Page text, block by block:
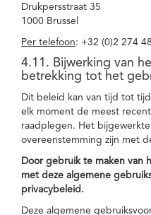
Drukpersstraat 35
1000 Brussel
Per telefoon: +32 (0)2 274
4.11. Bijwerking van
betrekking tot het
Dit beleid kan van tijd tot
elk moment de meest
raadplegen. Het
overeenstemming zijn met
Door gebruik te maken van
met deze algemene
privacybeleid.
Deze algemene